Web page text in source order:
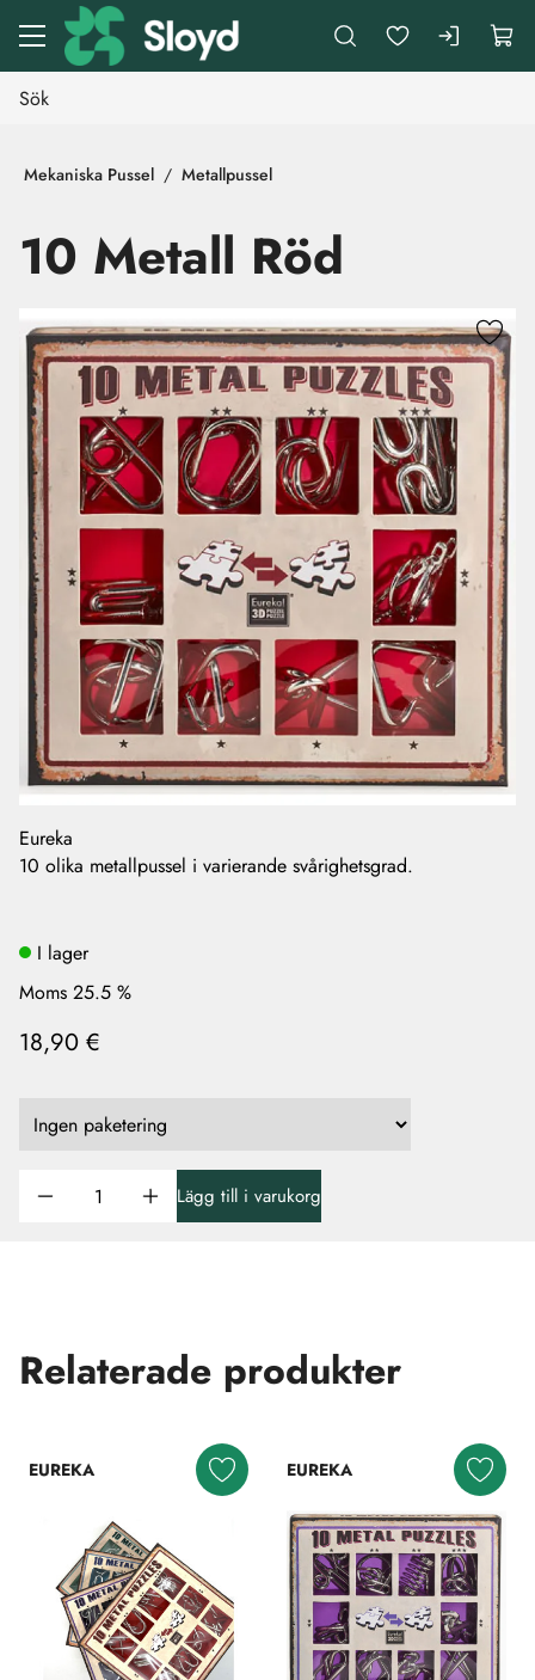
Gå till huvudinnehåll
Mekaniska Pussel Metallpussel
10 Metall Röd
Hoppa över bilder
Eureka
10 olika metallpussel i varierande svårighetsgrad.
I lager
Moms 25.5 %
18,90 €
Lägg till i varukorg
Relaterade produkter
EUREKA EUREKA